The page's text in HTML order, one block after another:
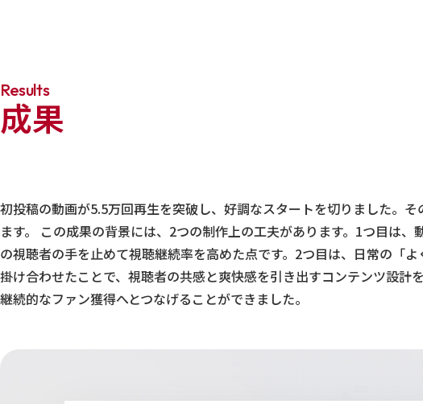
Results
成果
初投稿の動画が5.5万回再生を突破し、好調なスタートを切りました。
ます。 この成果の背景には、2つの制作上の工夫があります。1つ目は
の視聴者の手を止めて視聴継続率を高めた点です。2つ目は、日常の「
掛け合わせたことで、視聴者の共感と爽快感を引き出すコンテンツ設計
継続的なファン獲得へとつなげることができました。